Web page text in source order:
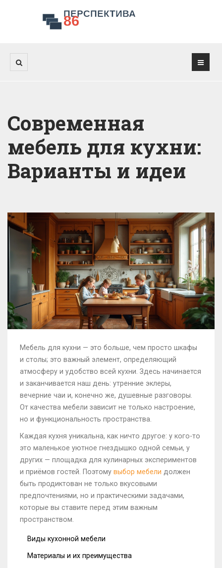
Современная
мебель для кухни:
Варианты и идеи
Мебель для кухни — это больше, чем просто шкафы
и столы; это важный элемент, определяющий
атмосферу и удобство всей кухни. Здесь начинается
и заканчивается наш день: утренние эклеры,
вечерние чаи и, конечно же, душевные разговоры.
От качества мебели зависит не только настроение,
но и функциональность пространства.
Каждая кухня уникальна, как ничто другое: у кого-то
это маленькое уютное гнездышко одной семьи, у
других — площадка для кулинарных экспериментов
и приёмов гостей. Поэтому выбор мебели должен
быть продиктован не только вкусовыми
предпочтениями, но и практическими задачами,
которые вы ставите перед этим важным
пространством.
Виды кухонной мебели
Материалы и их преимущества